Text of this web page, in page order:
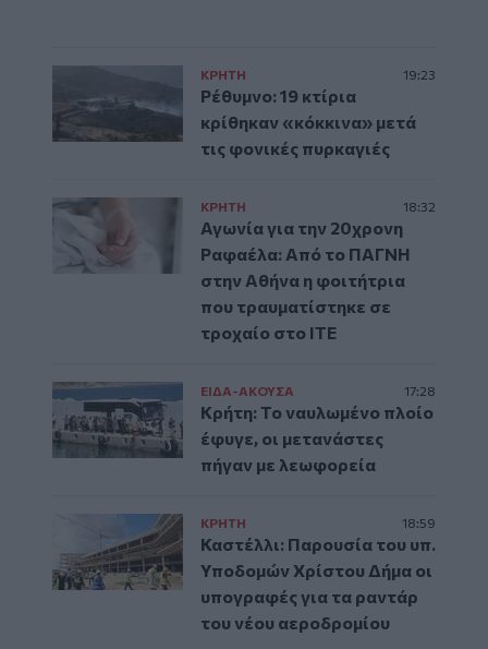
ΚΡΗΤΗ 19:23
Ρέθυμνο: 19 κτίρια
κρίθηκαν «κόκκινα» μετά
τις φονικές πυρκαγιές
ΚΡΗΤΗ 18:32
Αγωνία για την 20χρονη
Ραφαέλα: Από το ΠΑΓΝΗ
στην Αθήνα η φοιτήτρια
που τραυματίστηκε σε
τροχαίο στο ΙΤΕ
ΕΙΔΑ-ΑΚΟΥΣΑ 17:28
Κρήτη: Το ναυλωμένο πλοίο
έφυγε, οι μετανάστες
πήγαν με λεωφορεία
ΚΡΗΤΗ 18:59
Καστέλλι: Παρουσία του υπ.
Υποδομών Χρίστου Δήμα οι
υπογραφές για τα ραντάρ
του νέου αεροδρομίου